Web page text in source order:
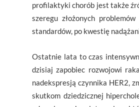
profilaktyki chorób jest także
szeregu złożonych
standardów, po kwestię
Ostatnie lata to czas
dzisiaj zapobiec rozwojowi
nadekspresją czynnika HER2,
skutkom dziedzicznej